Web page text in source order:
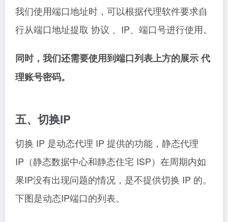
我们使用端口地址时，可以根据代理软件要求自
行从端口地址提取 协议 、IP、端口号进行使用。
同时，我们还需要使用到端口列表上方的展示 代
理账号密码。
五、切换IP
切换 IP 是动态代理 IP 提供的功能，静态代理
IP（静态数据中心和静态住宅 ISP）在周期内如
果IP没有出现问题的情况，是不提供切换 IP 的。
下图是动态IP端口的列表。